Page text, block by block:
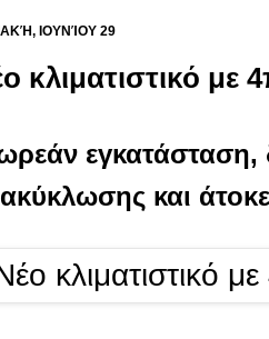
ΙΟΥΝΊΟΥ 29
κλιματιστικό
και